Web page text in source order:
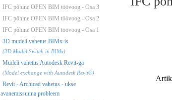
IFC põhine OPEN BIM töövoog - Osa 3
IFC põhine OPEN BIM töövoog - Osa 2
IFC põhine OPEN BIM töövoog - Osa 1
3D mudeli vahetus BIMx-is
(3D Model Switch in BIMx)
Mudeli vahetus Autodesk Revit-ga
(Model exchange with Autodesk Revit®)
Revit - Archicad vahetus - ukse
avanemissuuna probleem